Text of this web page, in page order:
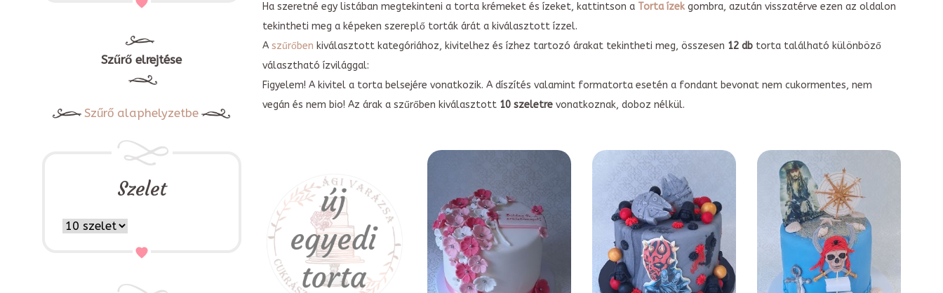
Szűrő elrejtése
Szűrő alaphelyzetbe
Szelet
Ha szeretné egy listában megtekinteni a torta krémeket és ízeket, kattintson a Torta ízekgombra, azután visszatérve ezen az oldalon
tekintheti meg a képeken szereplő torták árát a kiválasztott ízzel.
A szűrőben kiválasztott kategóriához, kivitelhez és ízhez tartozó árakat tekintheti meg, összesen 12 dbtorta található különböző
választható ízvilággal:
Figyelem! A kivitel a torta belsejére vonatkozik. A díszítés valamint formatorta esetén a fondant bevonat nem cukormentes, nem
vegán és nem bio! Az árak a szűrőben kiválasztott 10 szeletrevonatkoznak, doboz nélkül.